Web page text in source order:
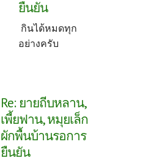
ยืนยัน
กินได้หมดทุก
อย่างครับ
Re: ยายถีบหลาน,
เพี้ยฟาน, หมุยเล็ก
ผักพื้นบ้านรอการ
ยืนยัน